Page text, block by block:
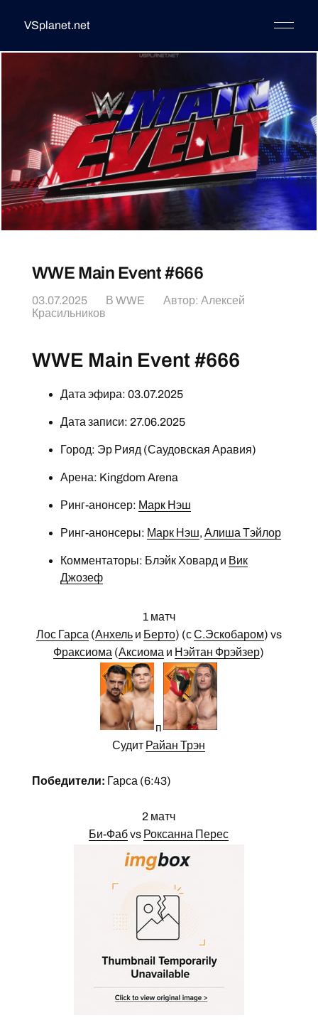
VSplanet.net
WWE Main Event #666
03.07.2025 В WWE Автор: Алексей
Красильников
WWE Main Event #666
Дата эфира: 03.07.2025
Дата записи: 27.06.2025
Город: Эр Рияд (Саудовская Аравия)
Арена: Kingdom Arena
Ринг-анонсер: Марк Нэш
Ринг-анонсеры: Марк Нэш, Алиша Тэйлор
Комментаторы: Блэйк Ховард и Вик
Джозеф
1 матч
Лос Гарса (Анхельи Берто) (сС.Эскобаром) vs
Фраксиома (Аксиома и Нэйтан Фрэйзер)
п
Судит Райан Трэн
Победители: Гарса (6:43)
2 матч
Би-Фабvs Роксанна Перес